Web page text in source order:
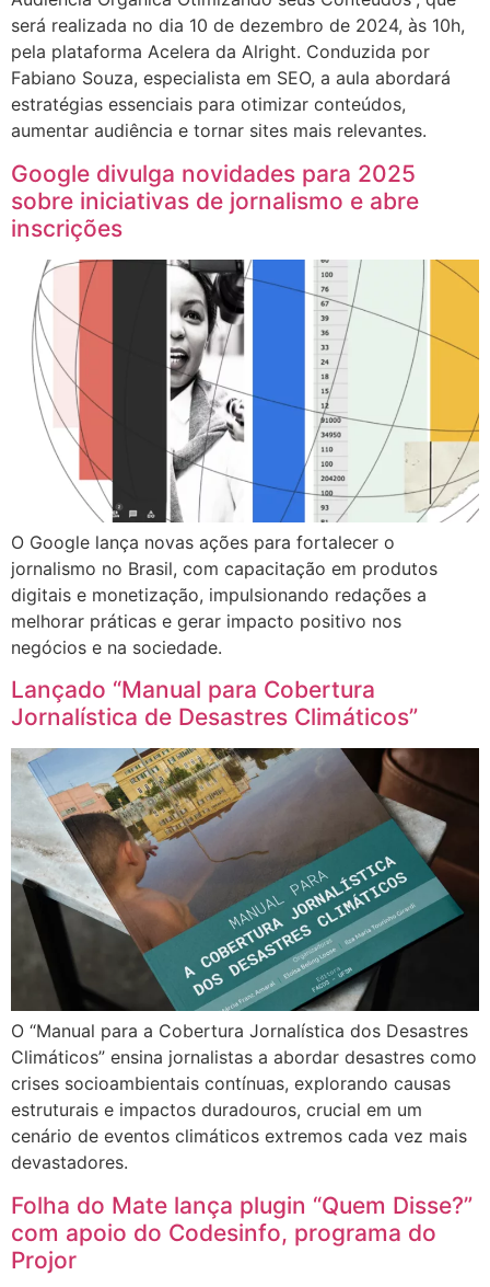
será realizada no dia 10 de dezembro de 2024, às 10h,
pela plataforma Acelera da Alright. Conduzida por
Fabiano Souza, especialista em SEO, a aula abordará
estratégias essenciais para otimizar conteúdos,
aumentar audiência e tornar sites mais relevantes.
Google divulga novidades para 2025
sobre iniciativas de jornalismo e abre
inscrições
O Google lança novas ações para fortalecer o
jornalismo no Brasil, com capacitação em produtos
digitais e monetização, impulsionando redações a
melhorar práticas e gerar impacto positivo nos
negócios e na sociedade.
Lançado “Manual para Cobertura
Jornalística de Desastres Climáticos”
O “Manual para a Cobertura Jornalística dos Desastres
Climáticos” ensina jornalistas a abordar desastres como
crises socioambientais contínuas, explorando causas
estruturais e impactos duradouros, crucial em um
cenário de eventos climáticos extremos cada vez mais
devastadores.
Folha do Mate lança plugin “Quem Disse?”
com apoio do Codesinfo, programa do
Projor